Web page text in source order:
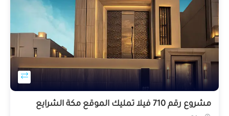
مشروع رقم 710 فيلا تمليك الموقع مكة الشرايع